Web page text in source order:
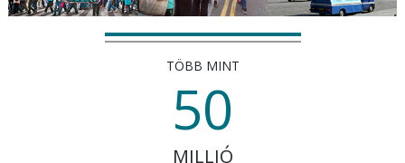
TÖBB MINT
50
MILLIÓ